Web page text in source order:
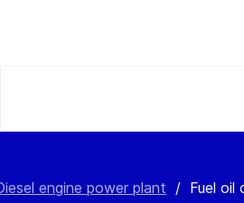
engine power plant / Fuel oil